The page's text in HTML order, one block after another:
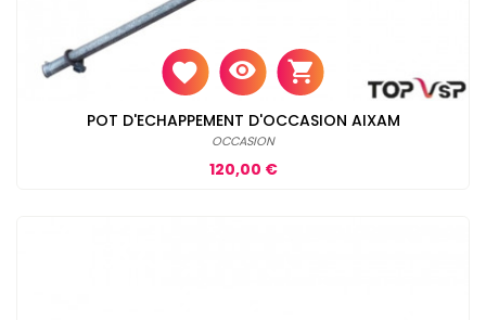
POT D'ECHAPPEMENT D'OCCASION AIXAM
OCCASION
Prix
120,00 €